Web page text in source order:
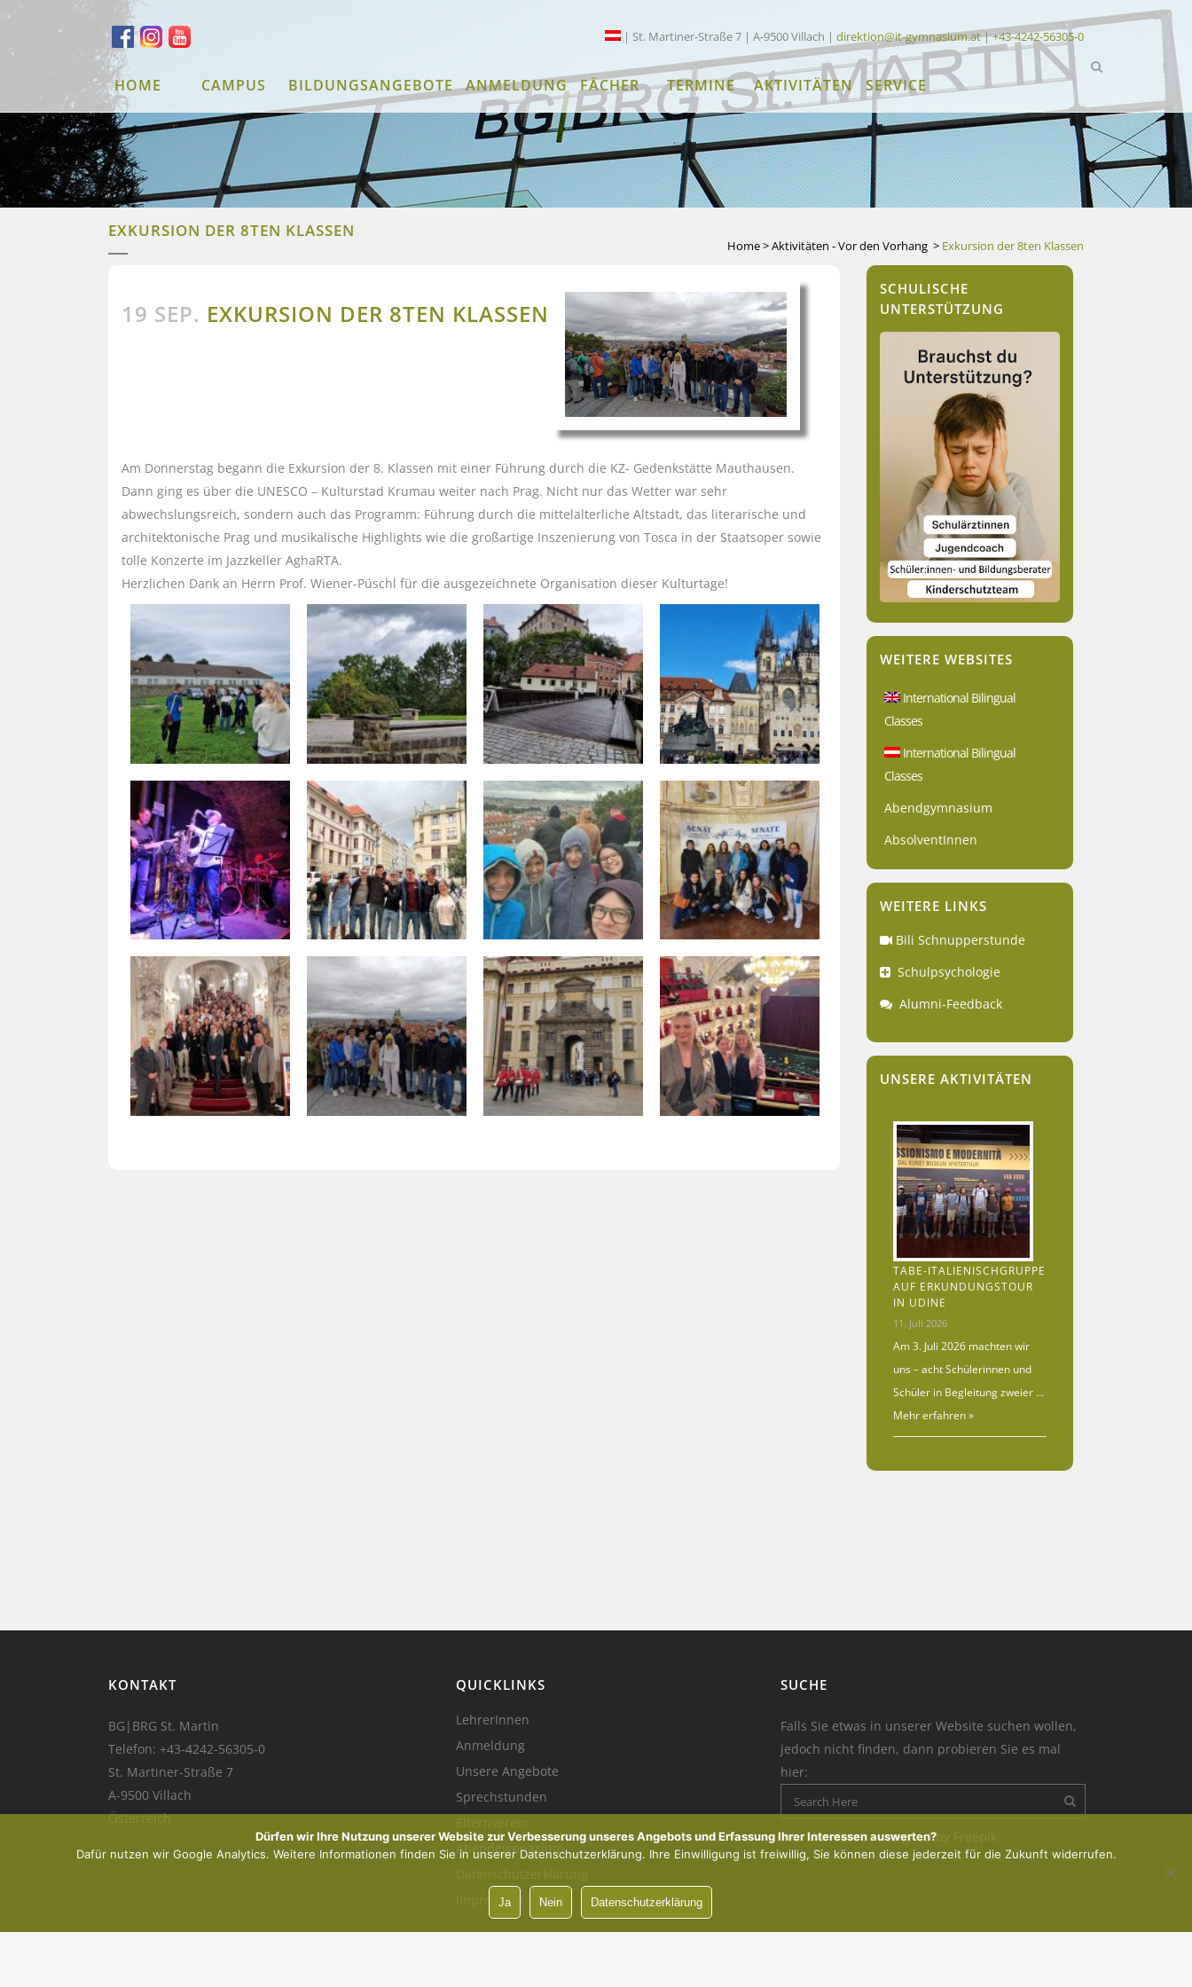
| St. Martiner-Straße 7 | A-9500 Villach | direktion@it-gymnasium.at|+43-4242-56305-0
HOME CAMPUS BILDUNGSANGEBOTE ANMELDUNG FÄCHER TERMINE AKTIVITÄTEN SERVICE
EXKURSION DER 8TEN KLASSEN
Home>Aktivitäten - Vor den Vorhang > Exkursion der 8ten Klassen
19 SEP. EXKURSION DER 8TEN KLASSEN
Am Donnerstag begann die Exkursion der 8. Klassen mit einer Führung durch die KZ- Gedenkstätte Mauthausen.
Dann ging es über die UNESCO – Kulturstad Krumau weiter nach Prag. Nicht nur das Wetter war sehr
abwechslungsreich, sondern auch das Programm: Führung durch die mittelalterliche Altstadt, das literarische und
architektonische Prag und musikalische Highlights wie die großartige Inszenierung von Tosca in der Staatsoper sowie
tolle Konzerte im Jazzkeller AghaRTA.
Herzlichen Dank an Herrn Prof. Wiener-Püschl für die ausgezeichnete Organisation dieser Kulturtage!
SCHULISCHE
UNTERSTÜTZUNG
WEITERE WEBSITES
International Bilingual
Classes
International Bilingual
Classes
Abendgymnasium
AbsolventInnen
WEITERE LINKS
Bili Schnupperstunde
Schulpsychologie
Alumni-Feedback
UNSERE AKTIVITÄTEN
TABE-ITALIENISCHGRUPPE
AUF ERKUNDUNGSTOUR
IN UDINE
11. Juli 2026
Am 3. Juli 2026 machten wir
uns – acht Schülerinnen und
Schüler in Begleitung zweier …
Mehr erfahren »
KONTAKT
BG|BRG St. Martin
Telefon: +43-4242-56305-0
St. Martiner-Straße 7
A-9500 Villach
Österreich
QUICKLINKS
LehrerInnen
Anmeldung
Unsere Angebote
Sprechstunden
Abendgymnasium
Impressum
SUCHE
Falls Sie etwas in unserer Website suchen wollen,
jedoch nicht finden, dann probieren Sie es mal
hier:
Ikon der Kerze : designed by Freepik
Dürfen wir Ihre Nutzung unserer Website zur Verbesserung unseres Angebots und Erfassung Ihrer Interessen auswerten?
Dafür nutzen wir Google Analytics. Weitere Informationen finden Sie in unserer Datenschutzerklärung. Ihre Einwilligung ist freiwillig, Sie können diese jederzeit für die Zukunft widerrufen.
Ja Nein Datenschutzerklärung